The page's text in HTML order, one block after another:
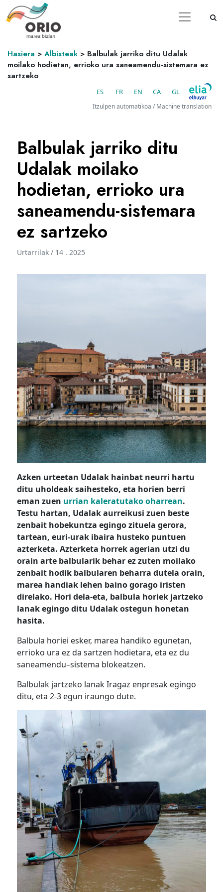
Hasiera > Albisteak > Balbulak jarriko ditu Udalak
moilako hodietan, errioko ura saneamendu-sistemara ez
sartzeko
ES FR EN CA GL
Itzulpen automatikoa / Machine translation
Balbulak jarriko ditu
Udalak moilako
hodietan, errioko ura
saneamendu-sistemara
ez sartzeko
Urtarrilak / 14 . 2025
Azken urteetan Udalak hainbat neurri hartu
ditu uholdeak saihesteko, eta horien berri
eman zuen urrian kaleratutako oharrean.
Testu hartan, Udalak aurreikusi zuen beste
zenbait hobekuntza egingo zituela gerora,
tartean, euri-urak ibaira husteko puntuen
azterketa. Azterketa horrek agerian utzi du
orain arte balbularik behar ez zuten moilako
zenbait hodik balbularen beharra dutela orain,
marea handiak lehen baino gorago iristen
direlako. Hori dela-eta, balbula horiek jartzeko
lanak egingo ditu Udalak ostegun honetan
hasita.
Balbula horiei esker, marea handiko egunetan,
errioko ura ez da sartzen hodietara, eta ez du
saneamendu–sistema blokeatzen.
Balbulak jartzeko lanak Iragaz enpresak egingo
ditu, eta 2-3 egun iraungo dute.